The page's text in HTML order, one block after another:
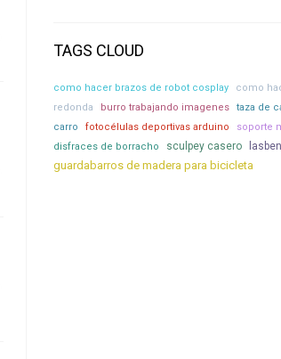
TAGS CLOUD
como hacer brazos de robot cosplay
como
redonda
burro trabajando imagenes
taza de
carro
fotocélulas deportivas arduino
soporte
disfraces de borracho
sculpey casero
guardabarros de madera para bicicleta